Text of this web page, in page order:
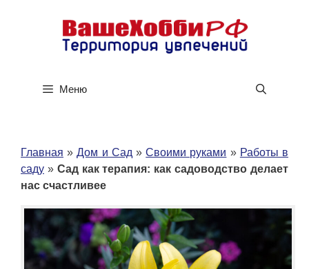
содержимому
Меню
Главная »Дом и Сад »Своими руками » Работы в
саду » Сад как терапия: как садоводство делает
нас счастливее